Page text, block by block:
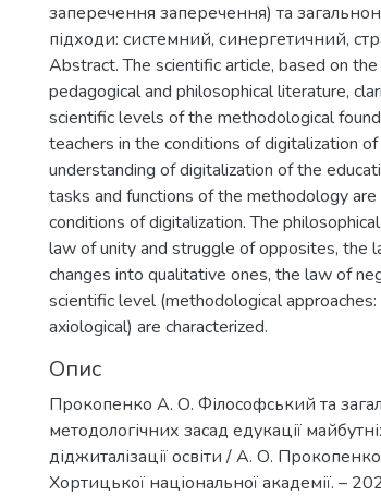
заперечення заперечення) та
підходи: системний, синергетичний,
Abstract. The scientific article, based on
pedagogical and philosophical literature,
scientific levels of the methodological
teachers in the conditions of digitalization
understanding of digitalization of the
tasks and functions of the methodology
conditions of digitalization. The
law of unity and struggle of opposites, the
changes into qualitative ones, the law of
scientific level (methodological
axiological) are characterized.
Опис
Прокопенко А. О. Філософський та
методологічних засад едукації
діджиталізації освіти / А. О.
Хортицької національної академії. –